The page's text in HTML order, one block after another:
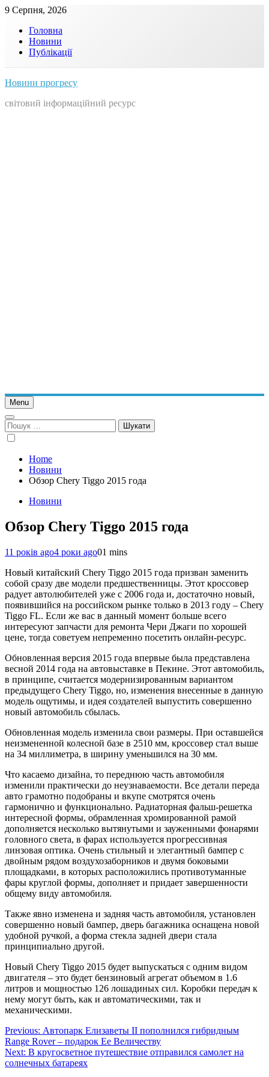
Skip
content
9 Серпня, 2026
Головна
Новини
Публікації
Новини прогресу
світовий інформаційний ресурс
Menu
Пошук:
Home
Новини
Обзор Chery Tiggo 2015 года
Новини
Обзор Chery Tiggo 2015 года
11 років ago4 роки ago01 mins
Новый китайский Chery Tiggo 2015 года призван заменить
собой сразу две модели предшественницы. Этот кроссовер
радует автолюбителей уже с 2006 года и, достаточно новый,
появившийся на российском рынке только в 2013 году – Chery
Tiggo FL. Если же вас в данный момент больше всего
интересуют запчасти для ремонта Чери Джаги по хорошей
цене, тогда советуем непременно посетить онлайн-ресурс.
Обновленная версия 2015 года впервые была представлена
весной 2014 года на автовыставке в Пекине. Этот автомобиль,
в принципе, считается модернизированным вариантом
предыдущего Chery Tiggo, но, изменения внесенные в данную
модель ощутимы, и идея создателей выпустить совершенно
новый автомобиль сбылась.
Обновленная модель изменила свои размеры. При оставшейся
неизмененной колесной базе в 2510 мм, кроссовер стал выше
на 34 миллиметра, в ширину уменьшился на 30 мм.
Что касаемо дизайна, то переднюю часть автомобиля
изменили практически до неузнаваемости. Все детали переда
авто грамотно подобраны и вкупе смотрятся очень
гармонично и функционально. Радиаторная фальш-решетка
интересной формы, обрамленная хромированной рамой
дополняется несколько вытянутыми и зауженными фонарями
головного света, в фарах используется прогрессивная
линзовая оптика. Очень стильный и элегантный бампер с
двойным рядом воздухозаборников и двумя боковыми
площадками, в которых расположились противотуманные
фары круглой формы, дополняет и придает завершенности
общему виду автомобиля.
Также явно изменена и задняя часть автомобиля, установлен
совершенно новый бампер, дверь багажника оснащена новой
удобной ручкой, а форма стекла задней двери стала
принципиально другой.
Новый Chery Tiggo 2015 будет выпускаться с одним видом
двигателя – это будет бензиновый агрегат объемом в 1.6
литров и мощностью 126 лошадиных сил. Коробки передач к
нему могут быть, как и автоматическими, так и
механическими.
Навігація
записів
Previous: Автопарк Елизаветы II пополнился гибридным
Range Rover – подарок Ее Величеству
Next: В кругосветное путешествие отправился самолет на
солнечных батареях